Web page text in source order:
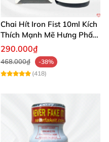
Chai Hít Iron Fist 10ml Kích
Thích Mạnh Mẽ Hưng Phấn
Tức Thì
290.000₫
468.000₫
-38%
(418)